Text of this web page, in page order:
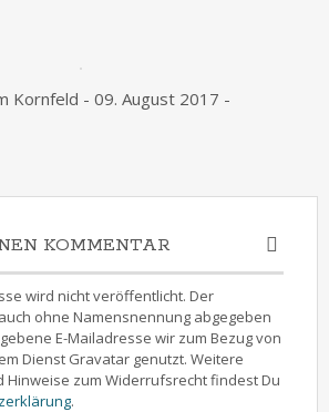
Kornfeld - 09. August 2017 -
KOMMENTAR
wird nicht veröffentlicht. Der
ohne Namensnennung abgegeben
E-Mailadresse wir zum Bezug von
Dienst Gravatar genutzt. Weitere
Hinweise zum Widerrufsrecht findest Du
.